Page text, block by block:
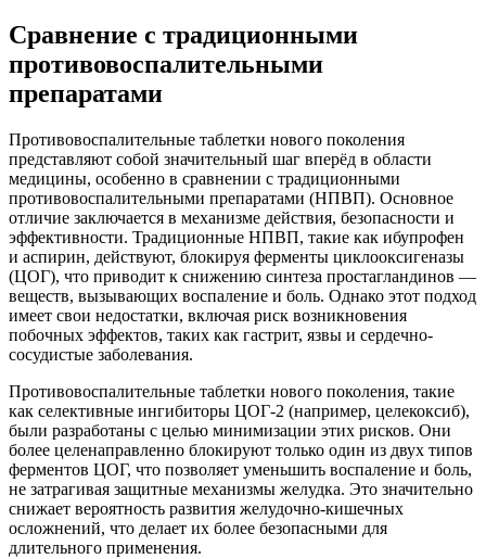
Сравнение с традиционными
противовоспалительными
препаратами
Противовоспалительные таблетки нового поколения
представляют собой значительный шаг вперёд в области
медицины, особенно в сравнении с традиционными
противовоспалительными препаратами (НПВП). Основное
отличие заключается в механизме действия, безопасности и
эффективности. Традиционные НПВП, такие как ибупрофен
и аспирин, действуют, блокируя ферменты циклооксигеназы
(ЦОГ), что приводит к снижению синтеза простагландинов —
веществ, вызывающих воспаление и боль. Однако этот подход
имеет свои недостатки, включая риск возникновения
побочных эффектов, таких как гастрит, язвы и сердечно-
сосудистые заболевания.
Противовоспалительные таблетки нового поколения, такие
как селективные ингибиторы ЦОГ-2 (например, целекоксиб),
были разработаны с целью минимизации этих рисков. Они
более целенаправленно блокируют только один из двух типов
ферментов ЦОГ, что позволяет уменьшить воспаление и боль,
не затрагивая защитные механизмы желудка. Это значительно
снижает вероятность развития желудочно-кишечных
осложнений, что делает их более безопасными для
длительного применения.